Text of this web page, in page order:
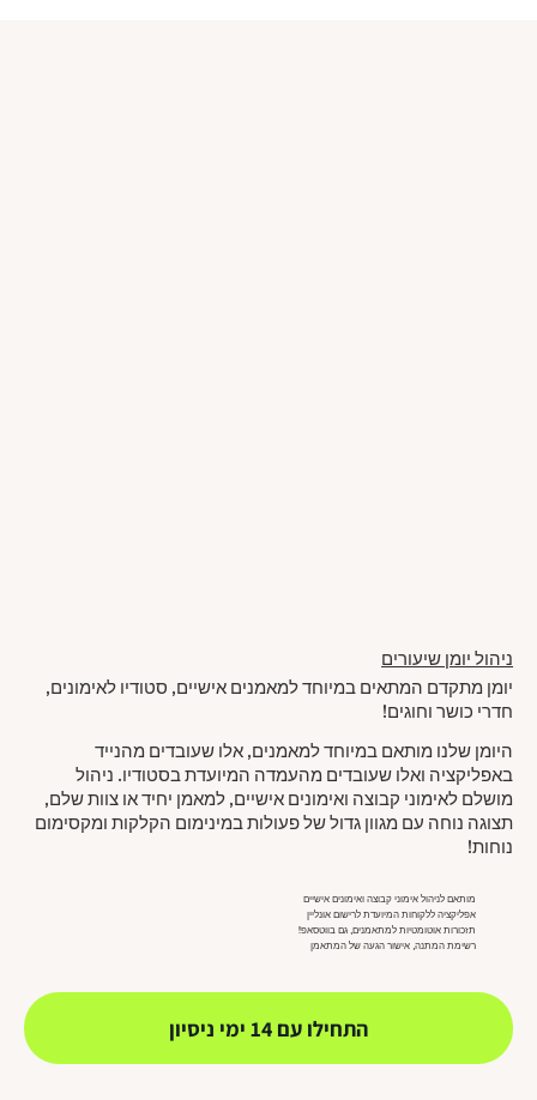
יומן מתקדם המתאים במיוחד למאמנים אישיים, סטודיו לאימונים,
חדרי כושר וחוגים!
היומן שלנו מותאם במיוחד למאמנים, אלו שעובדים מהנייד
באפליקציה ואלו שעובדים מהעמדה המיועדת בסטודיו. ניהול
מושלם לאימוני קבוצה ואימונים אישיים, למאמן יחיד או צוות שלם,
תצוגה נוחה עם מגוון גדול של פעולות במינימום הקלקות ומקסימום
נוחות!
מותאם לניהול אימוני קבוצה ואימונים אישיים
אפליקציה ללקוחות המיועדת לרישום אונליין
תזכורות אוטומטיות למתאמנים, גם בווטסאפ!
רשימת המתנה, אישור הגעה של המתאמן
ניהול יומן שיעורים
התחילו עם 14 ימי ניסיון